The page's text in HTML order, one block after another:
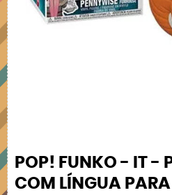
POP! FUNKO - IT -
COM LÍNGUA